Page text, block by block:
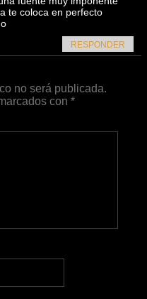
te coloca en perfecto
RESPONDER
no será publicada.
con *